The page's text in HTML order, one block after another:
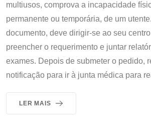
multiusos, comprova a incapacidade
permanente ou temporária, de um
documento, deve dirigir-se ao seu
preencher o requerimento e juntar
exames. Depois de submeter o pedido,
notificação para ir à junta médica para
LER MAIS